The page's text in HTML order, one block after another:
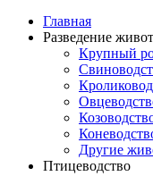
Главная
Разведение
Крупный
Другие
Птицеводство